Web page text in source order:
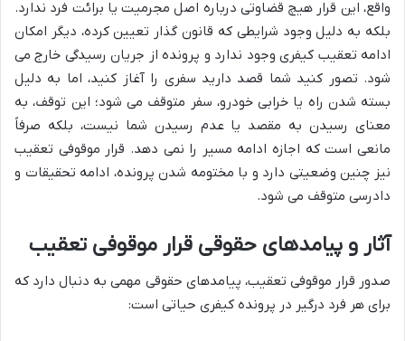
واقع، این قرار هیچ قضاوتی درباره اصل مجرمیت یا برائت فرد ندارد.
بلکه به دلیل وجود شرایطی که قانون گذار تعیین کرده، دیگر امکان
ادامه تعقیب کیفری وجود ندارد و پرونده از جریان رسیدگی خارج می
شود. تصور کنید شما قصد دارید سفری را آغاز کنید، اما به دلیل
بسته شدن راه یا خرابی خودرو، سفر متوقف می شود؛ این توقف، به
معنای رسیدن به مقصد یا عدم رسیدن شما نیست، بلکه صرفاً
مانعی است که اجازه ادامه مسیر را نمی دهد. قرار موقوفی تعقیب
نیز چنین وضعیتی دارد و با مختومه شدن پرونده، ادامه تحقیقات و
دادرسی متوقف می شود.
آثار و پیامدهای حقوقی قرار موقوفی تعقیب
صدور قرار موقوفی تعقیب، پیامدهای حقوقی مهمی به دنبال دارد که
برای هر فرد درگیر در پرونده کیفری حیاتی است: